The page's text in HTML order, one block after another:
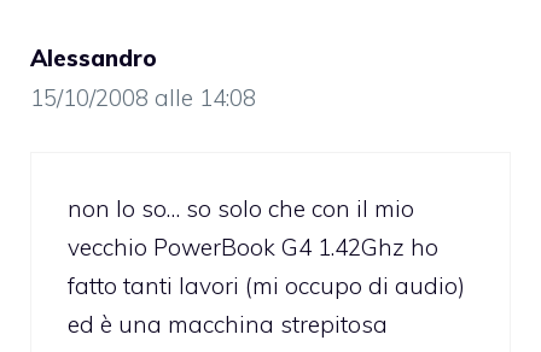
Alessandro
15/10/2008 alle 14:08
non lo so… so solo che con il mio
vecchio PowerBook G4 1.42Ghz ho
fatto tanti lavori (mi occupo di audio)
ed è una macchina strepitosa